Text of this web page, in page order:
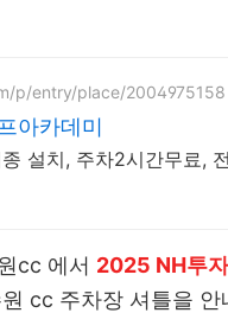
p/entry/place/2004975158
아카데미
설치, 주차2시간무료,
cc 에서 2025 NH투
cc 주차장 셔틀을 안